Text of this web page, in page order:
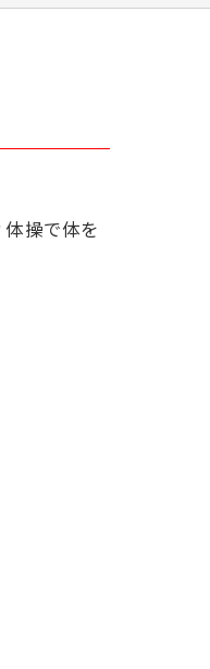
操で体を